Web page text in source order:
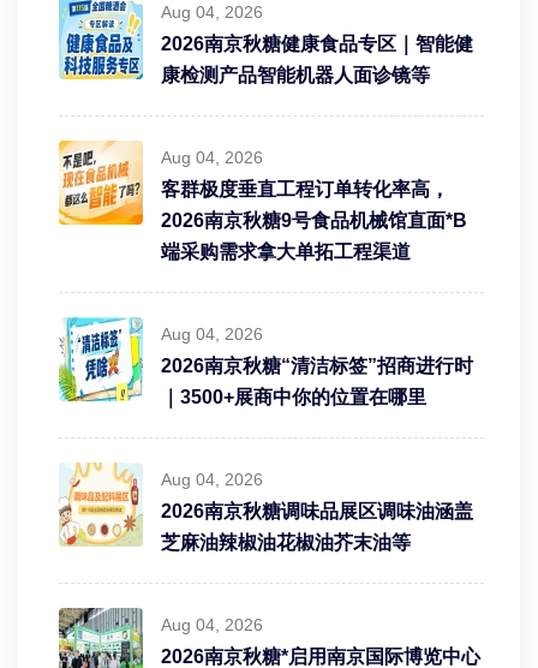
Aug 04, 2026
2026南京秋糖健康食品专区｜智能健
康检测产品智能机器人面诊镜等
Aug 04, 2026
客群极度垂直工程订单转化率高，
2026南京秋糖9号食品机械馆直面*B
端采购需求拿大单拓工程渠道
Aug 04, 2026
2026南京秋糖“清洁标签”招商进行时
｜3500+展商中你的位置在哪里
Aug 04, 2026
2026南京秋糖调味品展区调味油涵盖
芝麻油辣椒油花椒油芥末油等
Aug 04, 2026
2026南京秋糖*启用南京国际博览中心